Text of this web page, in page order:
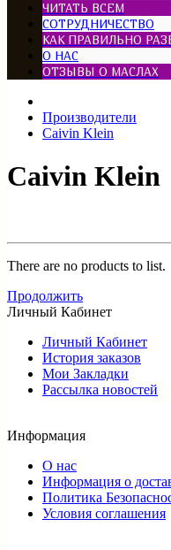
ЧИТАТЬ ВСЕМ
СОТРУДНИЧЕСТВО
КАК ПРАВИЛЬНО
О НАС
ОТЗЫВЫ О МАСЛАХ
Производители
Caivin Klein
Caivin Klein
There are no products to list.
Продолжить
Личный Кабинет
Личный Кабинет
История заказов
Мои Закладки
Рассылка новостей
Информация
О нас
Информация о
Политика
Условия соглашения